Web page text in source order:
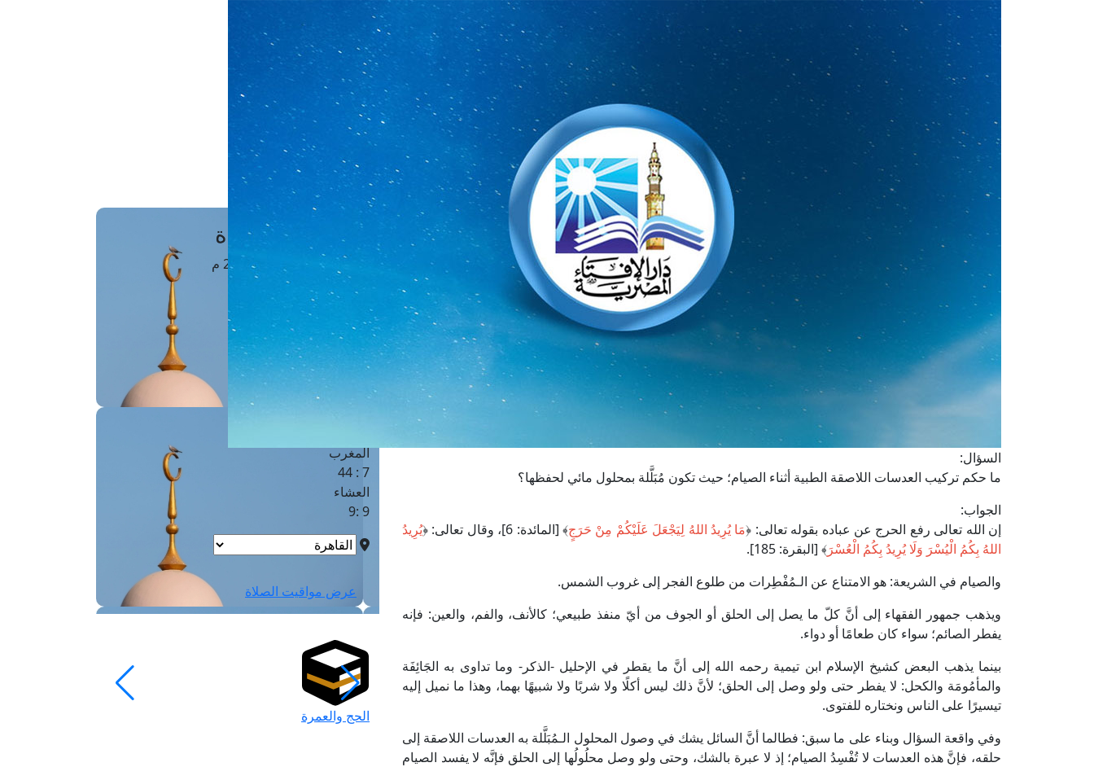
السؤال:
ما حكم تركيب العدسات اللاصقة الطبية أثناء الصيام؛ حيث تكون مُبَلَّلة بمحلول مائي لحفظها؟
الجواب:
إن الله تعالى رفع الحرج عن عباده بقوله تعالى: ﴿مَا يُرِيدُ اللهُ لِيَجْعَلَ عَلَيْكُمْ مِنْ حَرَجٍ﴾ [المائدة: 6]، وقال تعالى: ﴿
يُرِيدُ
اللهُ بِكُمُ الْيُسْرَ وَلَا يُرِيدُ بِكُمُ الْعُسْرَ﴾ [البقرة: 185].
والصيام في الشريعة: هو الامتناع عن الـمُفْطِرات من طلوع الفجر إلى غروب الشمس.
ويذهب جمهور الفقهاء إلى أنَّ كلّ ما يصل إلى الحلق أو الجوف من أيّ منفذ طبيعي؛ كالأنف، والفم، والعين: فإنه
يفطر الصائم؛ سواء كان طعامًا أو دواء.
بينما يذهب البعض كشيخ الإسلام ابن تيمية رحمه الله إلى أنَّ ما يقطر في الإحليل -الذكر- وما تداوى به الجَائِفَة
والمأمُومَة والكحل: لا يفطر حتى ولو وصل إلى الحلق؛ لأنَّ ذلك ليس أكلًا ولا شربًا ولا شبيهًا بهما، وهذا ما نميل إليه
تيسيرًا على الناس ونختاره للفتوى.
وفي واقعة السؤال وبناء على ما سبق: فطالما أنَّ السائل يشك في وصول المحلول الـمُبَلَّلة به العدسات اللاصقة إلى
حلقه، فإنَّ هذه العدسات لا تُفْسِدُ الصيام؛ إذ لا عبرة بالشك، وحتى ولو وصل محلُولُها إلى الحلق فإنَّه لا يفسد الصيام
استعلام عن فتوى
حجز موعد
الفتوى الهاتفية
مَواقِيتُ الصَّـــلاة
القاهرة · 07 أغسطس 2026 م
الفجر
الشروق
6 :17
1 : 1
المغرب
7 : 44
العشاء
9 :9
عرض مواقيت الصلاة
الحج والعمرة